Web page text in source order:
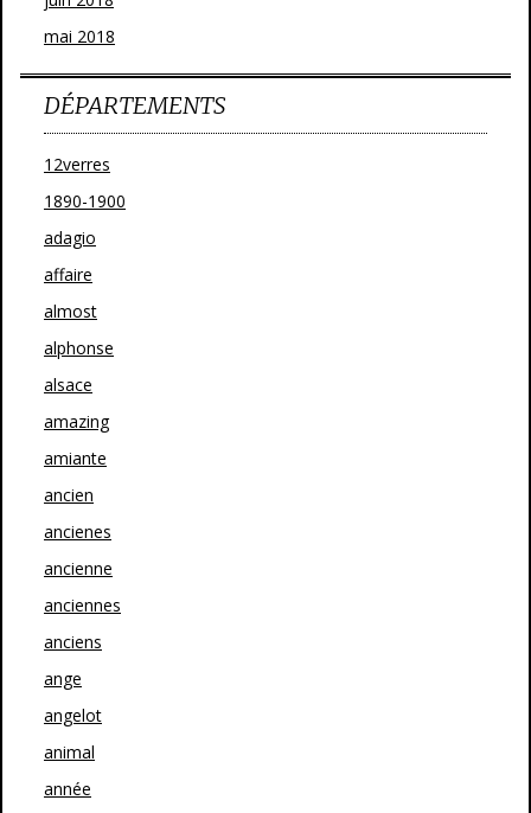
mai 2018
DÉPARTEMENTS
12verres
1890-1900
adagio
affaire
almost
alphonse
alsace
amazing
amiante
ancien
ancienes
ancienne
anciennes
anciens
ange
angelot
animal
année